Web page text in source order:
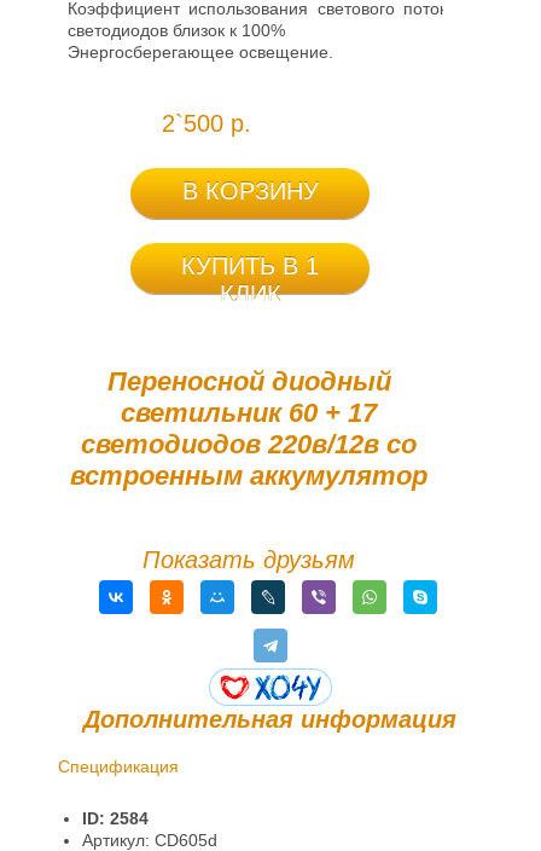
Переносной диодный
светильник 60 + 17
светодиодов 220в/12в со
встроенным аккумулятор
Коэффициент использования светового потока
светодиодов близок к 100%
Энергосберегающее освещение.
2`500 р.
В КОРЗИНУ
КУПИТЬ В 1
КЛИК
Показать друзьям
Дополнительная информация
Спецификация
Гарантии и возврат
ID: 2584
Артикул: CD605d